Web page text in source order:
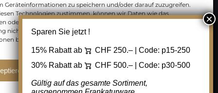
Geräteinformationen zu speichern und/oder darauf zuzugreifen.
Technologien zustimmen, können wir Daten wie das
oder eindeutige IDs auf dieser Website verarbeiten. Wenn Sie Ihre
nicht erteilen oder zurückziehen, können bestimmte Merkmale
beeinträchtigt werden.
Ablehnen Cookie Einstellungen
Zensurbelege Österreich
Zensurbelege Schweiz
Sparen Sie jetzt !
15% Rabatt ab CHF 250.– | Code: p15-250
30% Rabatt ab
CHF 500.– | Code: p30-500
Gültig auf das gesamte Sortiment,